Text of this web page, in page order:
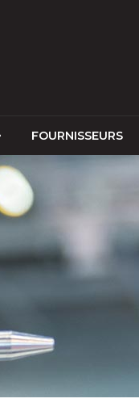
FOURNISSEURS